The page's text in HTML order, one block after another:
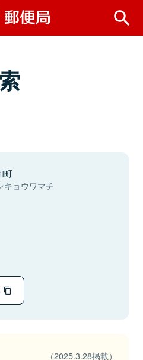
町
キョウワマチ
（2025.3.28掲載）